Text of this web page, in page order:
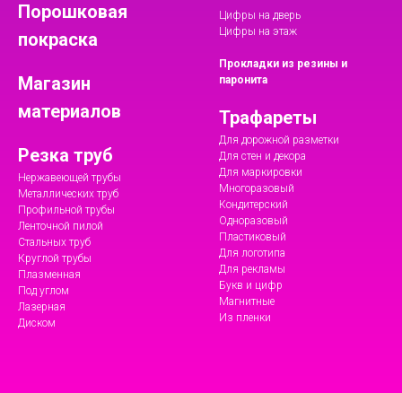
Порошковая
покраска
Магазин
материалов
Резка труб
Нержавеющей трубы
Металлических труб
Профильной трубы
Ленточной пилой
Стальных труб
Круглой трубы
Плазменная
Под углом
Лазерная
Диском
Цифры на дверь
Цифры на этаж
Прокладки из резины и
паронита
Трафареты
Для дорожной разметки
Для стен и декора
Для маркировки
Многоразовый
Кондитерский
Одноразовый
Пластиковый
Для логотипа
Для рекламы
Букв и цифр
Магнитные
Из пленки